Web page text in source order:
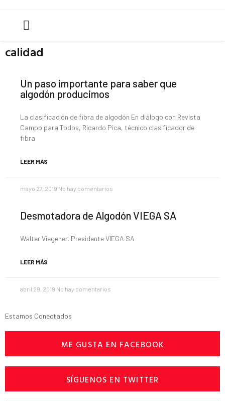
calidad
Un paso importante para saber que
algodón producimos
La clasificación de fibra de algodón En diálogo con Revista
Campo para Todos, Ricardo Pica, técnico clasificador de
fibra
LEER MÁS
mayo 27, 2019 No hay comentarios
Desmotadora de Algodón VIEGA SA
Walter Viegener. Presidente VIEGA SA
LEER MÁS
abril 29, 2019 No hay comentarios
Estamos Conectados
ME GUSTA EN FACEBOOK
SÍGUENOS EN TWITTER